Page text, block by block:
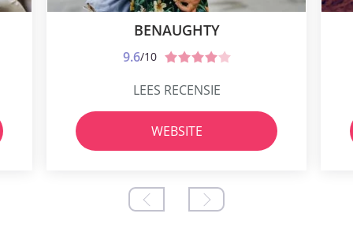
BENAUGHTY
9.6/10
LEES RECENSIE
WEBSITE